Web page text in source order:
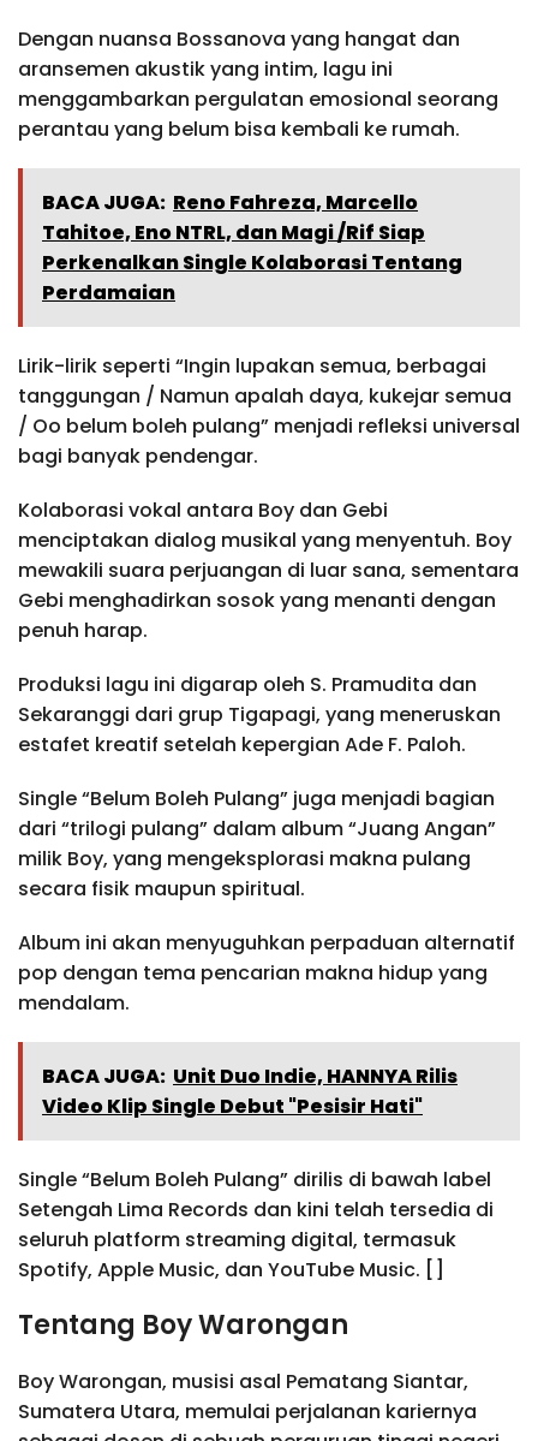
Dengan nuansa Bossanova yang hangat dan
aransemen akustik yang intim, lagu ini
menggambarkan pergulatan emosional seorang
perantau yang belum bisa kembali ke rumah.
BACA JUGA: Reno Fahreza, Marcello
Tahitoe, Eno NTRL, dan Magi /Rif Siap
Perkenalkan Single Kolaborasi Tentang
Perdamaian
Lirik-lirik seperti “Ingin lupakan semua, berbagai
tanggungan / Namun apalah daya, kukejar semua
/ Oo belum boleh pulang” menjadi refleksi universal
bagi banyak pendengar.
Kolaborasi vokal antara Boy dan Gebi
menciptakan dialog musikal yang menyentuh. Boy
mewakili suara perjuangan di luar sana, sementara
Gebi menghadirkan sosok yang menanti dengan
penuh harap.
Produksi lagu ini digarap oleh S. Pramudita dan
Sekaranggi dari grup Tigapagi, yang meneruskan
estafet kreatif setelah kepergian Ade F. Paloh.
Single “Belum Boleh Pulang” juga menjadi bagian
dari “trilogi pulang” dalam album “Juang Angan”
milik Boy, yang mengeksplorasi makna pulang
secara fisik maupun spiritual.
Album ini akan menyuguhkan perpaduan alternatif
pop dengan tema pencarian makna hidup yang
mendalam.
BACA JUGA: Unit Duo Indie, HANNYA Rilis
Video Klip Single Debut "Pesisir Hati"
Single “Belum Boleh Pulang” dirilis di bawah label
Setengah Lima Records dan kini telah tersedia di
seluruh platform streaming digital, termasuk
Spotify, Apple Music, dan YouTube Music. []
Tentang Boy Warongan
Boy Warongan, musisi asal Pematang Siantar,
Sumatera Utara, memulai perjalanan kariernya